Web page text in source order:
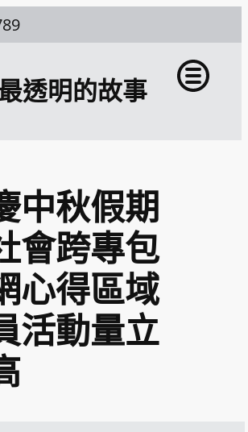
透明的故事
中秋假期
會跨專包
心得區域
活動量立